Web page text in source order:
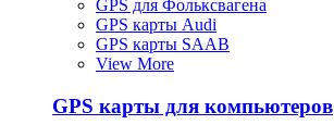
GPS для Фольксвагена
GPS карты Audi
GPS карты SAAB
View More
GPS карты для компьютеров